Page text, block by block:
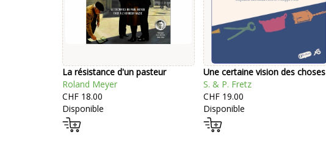
La résistance d'un pasteur
Roland Meyer
CHF 18.00
Disponible
Une certaine vision des choses
S. & P. Fretz
CHF 19.00
Disponible